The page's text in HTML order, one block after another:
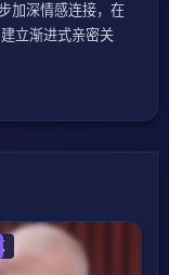
加深情感连接，在
立渐进式亲密关